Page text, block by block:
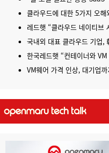
클라우드에 대한 5가지 오
레드햇 “클라우드 네이티브
국내외 대표 클라우드 기업,
한국레드햇 “컨테이너와
VM웨어 가격 인상, 대기업